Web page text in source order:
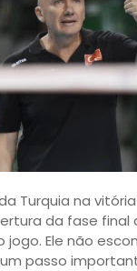
Turquia na
da fase final
jogo. Ele não
passo